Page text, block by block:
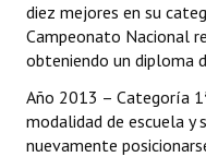
diez mejores en su
Campeonato Nacional
obteniendo un diploma
Año 2013 – Categoría
modalidad de escuela y
nuevamente